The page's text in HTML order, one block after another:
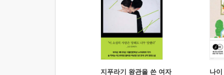
지푸라기 왕관을 쓴 여자 나